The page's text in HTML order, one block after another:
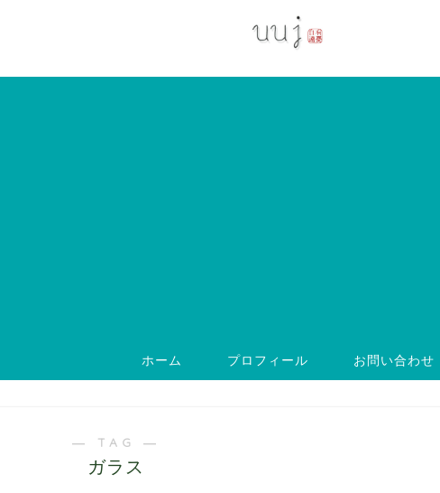
ホーム プロフィール お問い合わせ
― TAG ―
ガラス